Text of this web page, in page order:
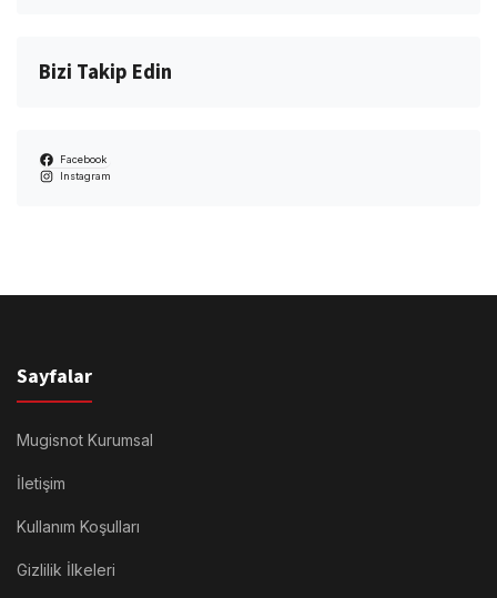
Bizi Takip Edin
Facebook
Instagram
Sayfalar
Mugisnot Kurumsal
İletişim
Kullanım Koşulları
Gizlilik İlkeleri